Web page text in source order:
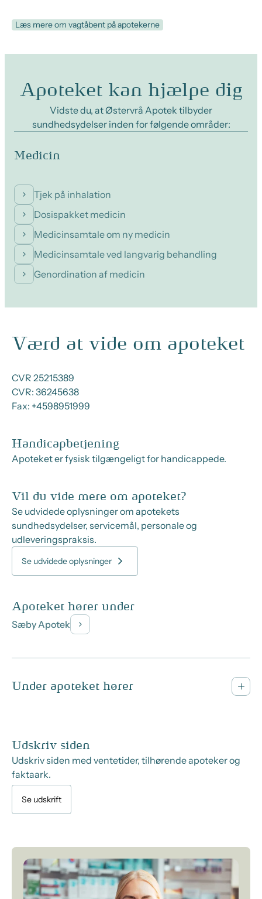
Læs mere om vagtåbent på apotekerne
Apoteket kan hjælpe dig
Vidste du, at Østervrå Apotek tilbyder
sundhedsydelser inden for følgende områder:
Medicin
Tjek på inhalation
Dosispakket medicin
Medicinsamtale om ny medicin
Medicinsamtale ved langvarig behandling
Genordination af medicin
Værd at vide om apoteket
CVR 25215389
CVR: 36245638
Fax: +4598951999
Handicapbetjening
Apoteket er fysisk tilgængeligt for handicappede.
Vil du vide mere om apoteket?
Se udvidede oplysninger om apotekets
sundhedsydelser, servicemål, personale og
udleveringspraksis.
Se udvidede oplysninger
Apoteket hører under
Sæby Apotek
Under apoteket hører
Udskriv siden
Udskriv siden med ventetider, tilhørende apoteker og
faktaark.
Se udskrift